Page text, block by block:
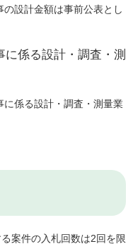
設計金額は事前公表とし
係る設計・調査・測
係る設計・調査・測量業
案件の入札回数は2回を限